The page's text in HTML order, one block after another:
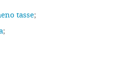
tasse;
;